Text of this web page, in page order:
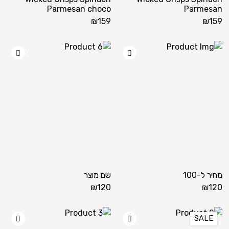
Parmesan
₪159
Parmesan choco
₪159
Add wishlist
מחיר ל-100
₪120
שם מוצר
₪120
Add wishlist SALE